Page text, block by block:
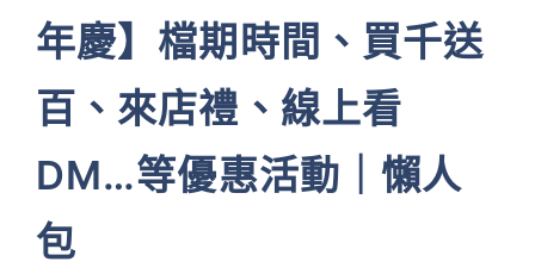
年慶】檔期時間、買千送
百、來店禮、線上看
DM…等優惠活動｜懶人
包